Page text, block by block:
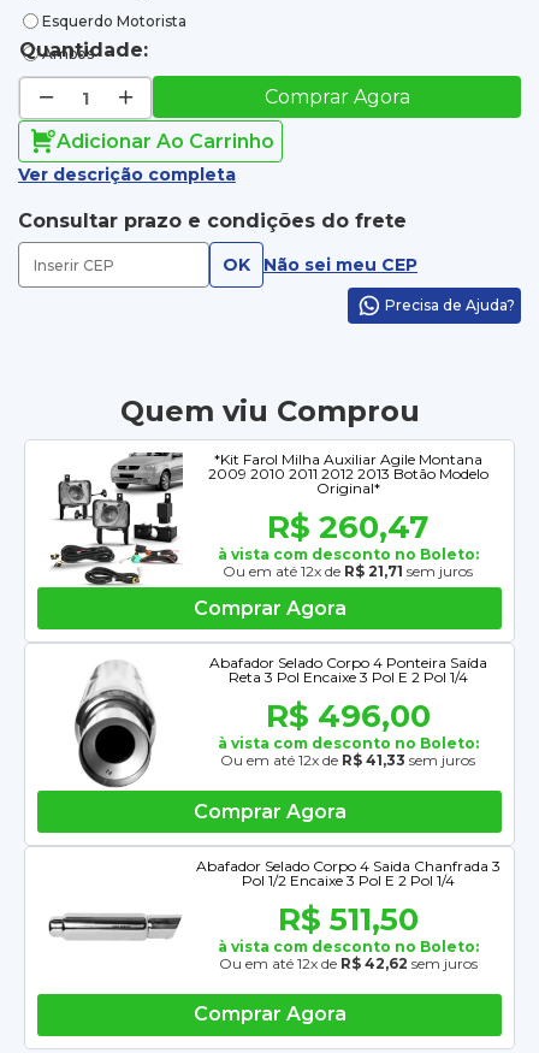
Esquerdo Motorista
Ambos
Quantidade:
Comprar Agora
Adicionar Ao Carrinho
Ver descrição completa
Consultar prazo e condições do frete
OK Não sei meu CEP
Precisa de Ajuda?
Quem viu Comprou
*Kit Farol Milha Auxiliar Agile Montana
2009 2010 2011 2012 2013 Botão Modelo
Original*
R$ 260,47
à vista com desconto no Boleto:
Ou em até 12x de R$ 21,71 sem juros
Comprar Agora
Abafador Selado Corpo 4 Ponteira Saída
Reta 3 Pol Encaixe 3 Pol E 2 Pol 1/4
R$ 496,00
à vista com desconto no Boleto:
Ou em até 12x de R$ 41,33 sem juros
Comprar Agora
Abafador Selado Corpo 4 Saida Chanfrada 3
Pol 1/2 Encaixe 3 Pol E 2 Pol 1/4
R$ 511,50
à vista com desconto no Boleto:
Ou em até 12x de R$ 42,62 sem juros
Comprar Agora